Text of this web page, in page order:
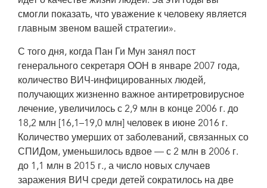
смогли показать, что уважение к человеку является
главным звеном вашей стратегии».
С того дня, когда Пан Ги Мун занял пост
генерального секретаря ООН в январе 2007 года,
количество ВИЧ-инфицированных людей,
получающих жизненно важное антиретровирусное
лечение, увеличилось с 2,9 млн в конце 2006 г. до
18,2 млн [16,1–19,0 млн] человек в июне 2016 г.
Количество умерших от заболеваний, связанных со
СПИДом, уменьшилось вдвое — с 2 млн в 2006 г.
до 1,1 млн в 2015 г., а число новых случаев
заражения ВИЧ среди детей сократилось на две